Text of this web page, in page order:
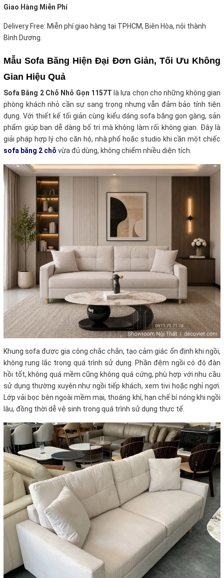
Giao Hàng Miễn Phí
Delivery Free: Miễn phí giao hàng tại TPHCM, Biên Hòa, nội thành
Bình Dương.
Mẫu Sofa Băng Hiện Đại Đơn Giản, Tối Ưu Không
Gian Hiệu Quả
Sofa Băng 2 Chỗ Nhỏ Gọn 1157T là lựa chọn cho những không gian
phòng khách nhỏ cần sự sang trọng nhưng vẫn đảm bảo tính tiện
dụng. Với thiết kế tối giản cùng kiểu dáng sofa băng gọn gàng, sản
phẩm giúp bạn dễ dàng bố trí mà không làm rối không gian. Đây là
giải pháp hợp lý cho căn hộ, nhà phố hoặc studio khi cần một chiếc
sofa băng 2 chỗ vừa đủ dùng, không chiếm nhiều diện tích.
Khung sofa được gia công chắc chắn, tạo cảm giác ổn định khi ngồi,
không rung lắc trong quá trình sử dụng. Phần đệm ngồi có độ đàn
hồi tốt, không quá mềm cũng không quá cứng, phù hợp với nhu cầu
sử dụng thường xuyên như ngồi tiếp khách, xem tivi hoặc nghỉ ngơi.
Lớp vải bọc bên ngoài mềm mại, thoáng khí, hạn chế bí nóng khi ngồi
lâu, đồng thời dễ vệ sinh trong quá trình sử dụng thực tế.